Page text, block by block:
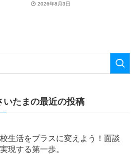
2026年8月3日
たまの最近の投稿
生活をプラスに変えよう！面談
現する第一歩。